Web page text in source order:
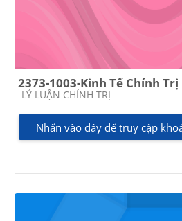
2373-1003-Kinh Tế Chính
Các loại khóa học
LÝ LUẬN CHÍNH TRỊ
Nhấn vào đây để truy cập